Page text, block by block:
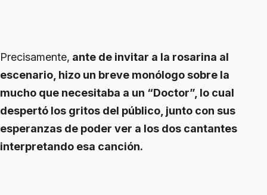
Precisamente, ante de invitar a la rosarina al
escenario, hizo un breve monólogo sobre la
mucho que necesitaba a un “Doctor”, lo cual
despertó los gritos del público, junto con sus
esperanzas de poder ver a los dos cantantes
interpretando esa canción.